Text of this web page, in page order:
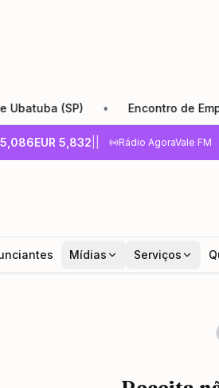
(SP) • Encontro de
5,086EUR 5,832 Rádio AgoraVale FM
Mídias Serviços